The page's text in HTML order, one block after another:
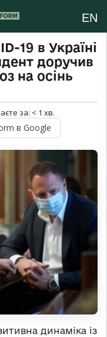
EN
19 в Україні
доручив
на осінь
за: < 1 хв.
в Google
динаміка із